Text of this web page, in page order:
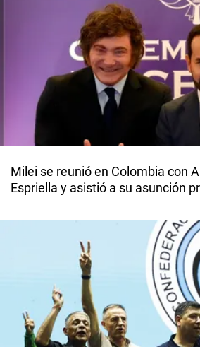
Milei se reunió en Colombia con
Espriella y asistió a su asunción